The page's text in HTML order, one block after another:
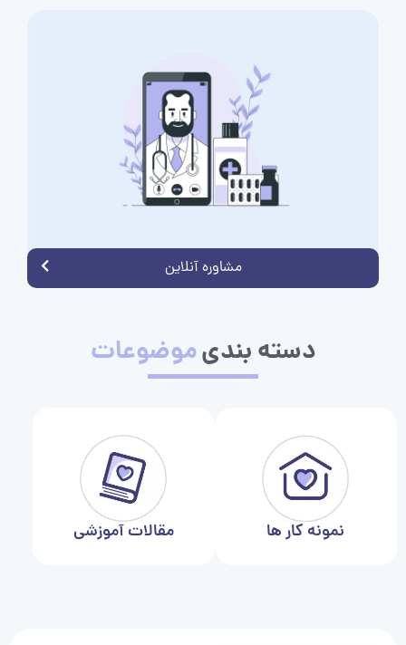
مشاوره آنلاین
دسته بندیموضوعات
نمونه کار ها مقالات آموزشی